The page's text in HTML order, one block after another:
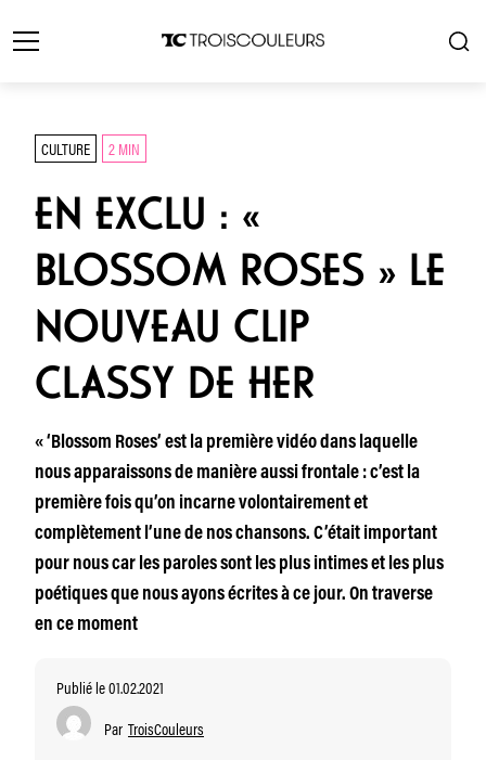
CULTURE 2 MIN
EN EXCLU : «
BLOSSOM ROSES » LE
NOUVEAU CLIP
CLASSY DE HER
« ‘Blossom Roses’ est la première vidéo dans laquelle
nous apparaissons de manière aussi frontale : c’est la
première fois qu’on incarne volontairement et
complètement l’une de nos chansons. C’était important
pour nous car les paroles sont les plus intimes et les plus
poétiques que nous ayons écrites à ce jour. On traverse
en ce moment
Publié le 01.02.2021
Par TroisCouleurs